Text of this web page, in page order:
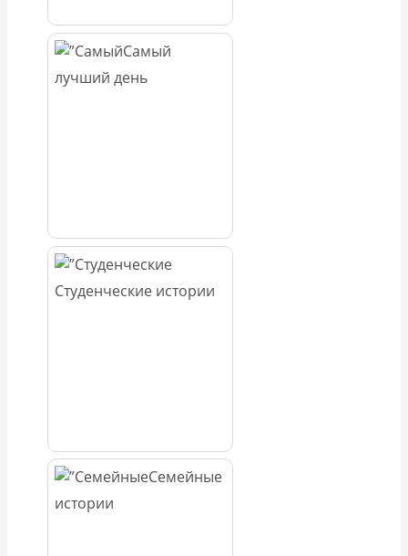
Самый
лучший день
Студенческие истории
Семейные
истории